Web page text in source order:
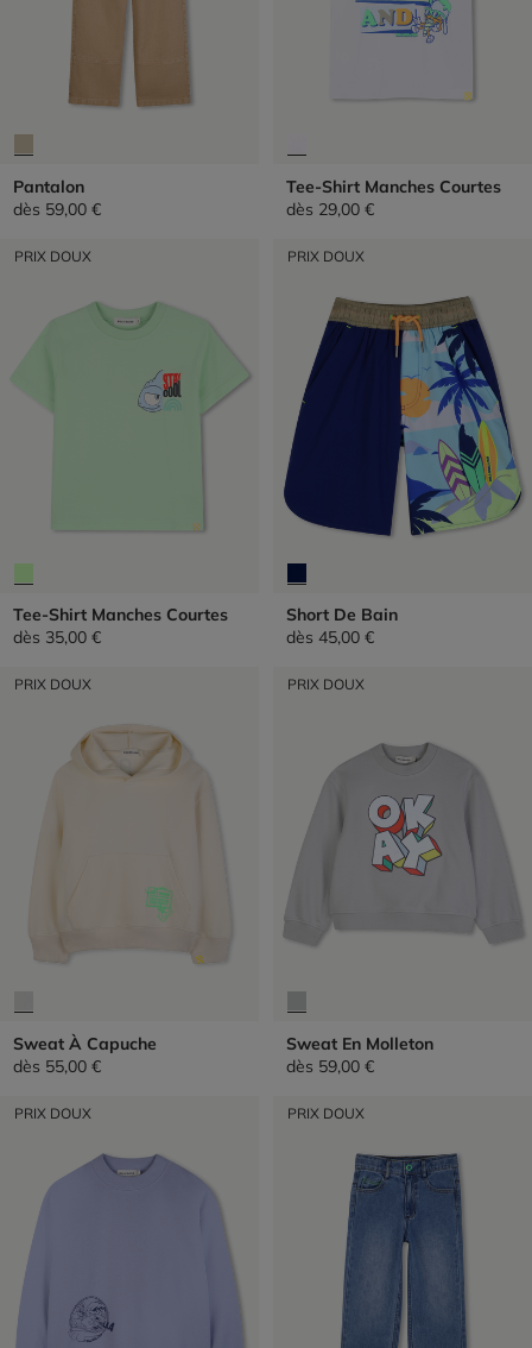
Pantalon
dès 59,00 €
Tee-Shirt Manches Courtes
dès 29,00 €
PRIX DOUX
Tee-Shirt Manches Courtes
dès 35,00 €
PRIX DOUX
Short De Bain
dès 45,00 €
PRIX DOUX
Sweat À Capuche
dès 55,00 €
PRIX DOUX
Sweat En Molleton
dès 59,00 €
PRIX DOUX PRIX DOUX